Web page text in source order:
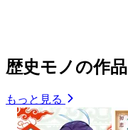
歴史モノの作品
もっと見る